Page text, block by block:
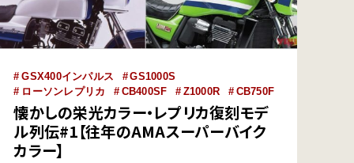
GSX400インパルス
GS1000S
ローソンレプリカ
CB400SF Z1000R CB750F
懐かしの栄光カラー・レプリカ復刻モデ
ル列伝#1【往年のAMAスーパーバイク
カラー】